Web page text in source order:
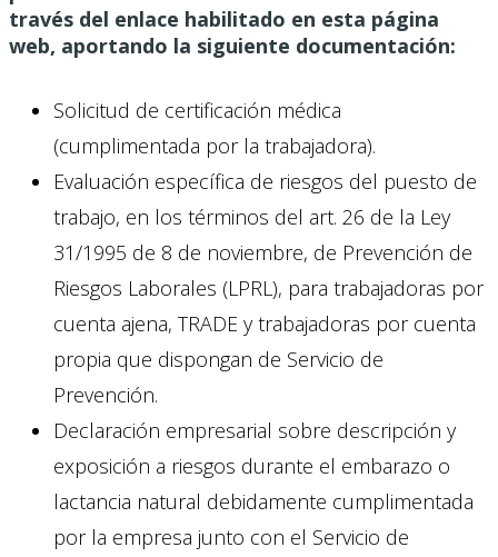
través del enlace habilitado en esta página
web, aportando la siguiente documentación:
Solicitud de certificación médica
(cumplimentada por la trabajadora).
Evaluación específica de riesgos del puesto de
trabajo, en los términos del art. 26 de la Ley
31/1995 de 8 de noviembre, de Prevención de
Riesgos Laborales (LPRL), para trabajadoras por
cuenta ajena, TRADE y trabajadoras por cuenta
propia que dispongan de Servicio de
Prevención.
Declaración empresarial sobre descripción y
exposición a riesgos durante el embarazo o
lactancia natural debidamente cumplimentada
por la empresa junto con el Servicio de